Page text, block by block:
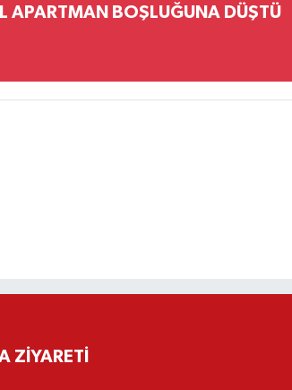
APARTMAN BOŞLUĞUNA DÜŞTÜ
ZİYARETİ